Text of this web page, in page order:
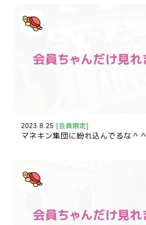
2023.8.25 [会員限定]
マネキン集団に紛れ込んでるな＾＾